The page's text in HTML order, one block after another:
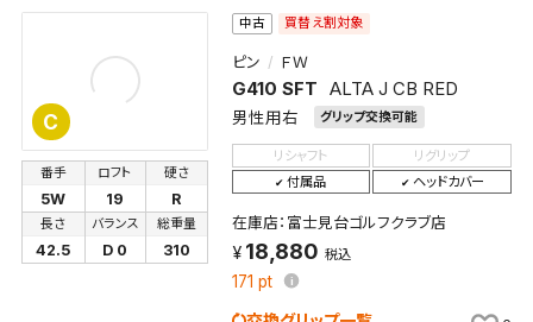
C
中古 買替え割対象
ピン ＦＷ
G410 SFT ALTA J CB RED
男性用右 グリップ交換可能
番手
5W
ロフト
19
硬さ
R
長さ
42.5
バランス
D 0
総重量
310
リシャフト
リグリップ
付属品
ヘッドカバー
在庫店：富士見台ゴルフクラブ店
18,880 税込
171 pt